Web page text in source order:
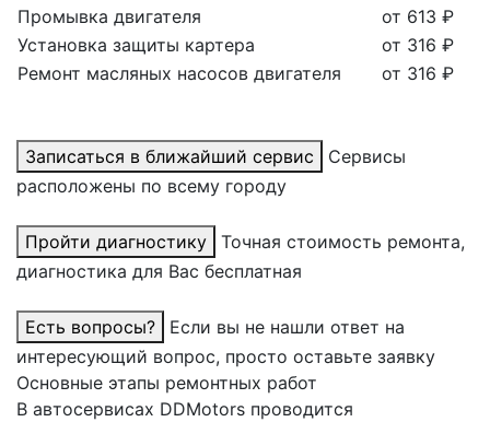
Промывка двигателя
от 613 ₽
Установка защиты картера
от 316 ₽
Ремонт масляных насосов двигателя
от 316 ₽
Записаться в ближайший сервис
Сервисы
расположены по всему городу
Пройти диагностику
Точная стоимость ремонта,
диагностика для Вас бесплатная
Есть вопросы?
Если вы не нашли ответ на
интересующий вопрос, просто оставьте заявку
Основные этапы ремонтных работ
В автосервисах DDMotors проводится